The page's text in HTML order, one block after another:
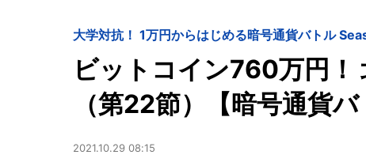
大学対抗！ 1万円からはじめる暗号通貨バトル
ビットコイン760万円！
（第22節）【暗号通貨バ
2021.10.29 08:15